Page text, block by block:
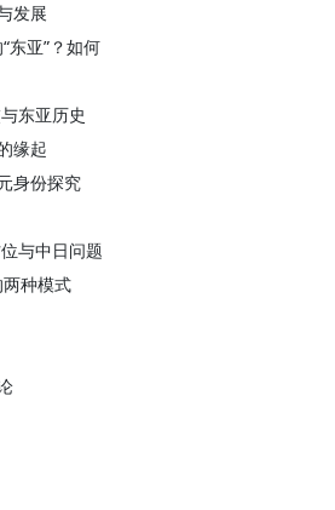
发展
东亚”？如何
东亚历史
缘起
身份探究
与中日问题
两种模式